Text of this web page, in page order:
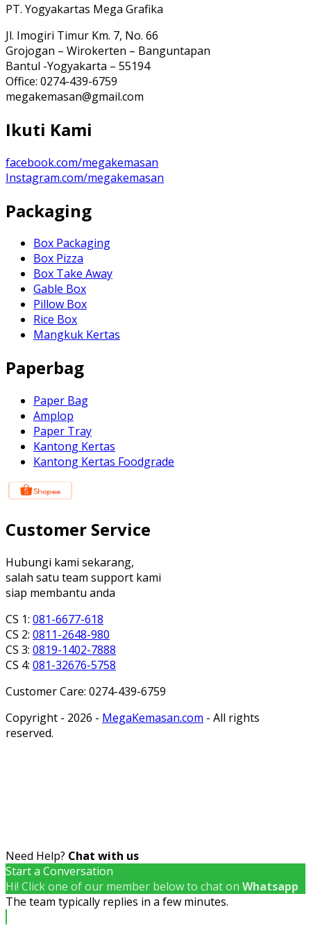
PT. Yogyakartas Mega Grafika
Jl. Imogiri Timur Km. 7, No. 66
Grojogan – Wirokerten – Banguntapan
Bantul -Yogyakarta – 55194
Office: 0274-439-6759
megakemasan@gmail.com
Ikuti Kami
facebook.com/megakemasan
Instagram.com/megakemasan
Packaging
Box Packaging
Box Pizza
Box Take Away
Gable Box
Pillow Box
Rice Box
Mangkuk Kertas
Paperbag
Paper Bag
Amplop
Paper Tray
Kantong Kertas
Kantong Kertas Foodgrade
Customer Service
Hubungi kami sekarang,
salah satu team support kami
siap membantu anda
CS 1: 081-6677-618
CS 2: 0811-2648-980
CS 3: 0819-1402-7888
CS 4: 081-32676-5758
Customer Care: 0274-439-6759
Copyright - 2026 - MegaKemasan.com - All rights
reserved.
Need Help? Chat with us
Start a Conversation
Hi! Click one of our member below to chat on Whatsapp
The team typically replies in a few minutes.